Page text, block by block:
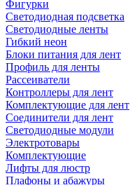
Фигурки
Светодиодная подсветка
Светодиодные ленты
Гибкий неон
Блоки питания для лент
Профиль для ленты
Рассеиватели
Контроллеры для лент
Комплектующие для лент
Соединители для лент
Светодиодные модули
Электротовары
Комплектующие
Лифты для люстр
Плафоны и абажуры